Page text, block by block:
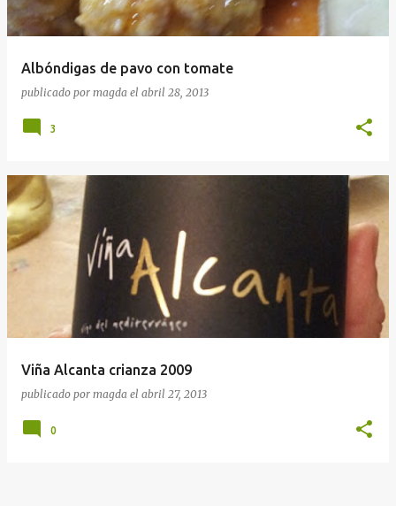
Albóndigas de pavo con tomate
publicado por magda el abril 28, 2013
3
Viña Alcanta crianza 2009
publicado por magda el abril 27, 2013
0